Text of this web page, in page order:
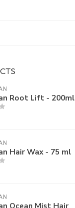
Root Lift - 200ml
Hair Wax - 75 ml
Ocean Mist Hair